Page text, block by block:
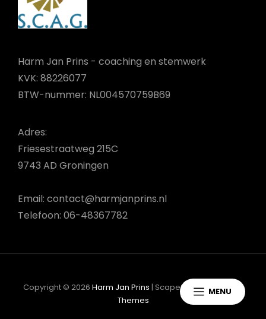
MENU
Harm Jan Prins - coaching en stemwerk
KVK: 88226077
BTW-nummer: NL004570759B69
Adres:
Friesestraatweg 215C
9743 AD Groningen
Email: contact@harmjanprins.nl
Telefoon: 06-48367782
Copyright © 2026 Harm Jan Prins | ScapeShot DoorCatch
Themes